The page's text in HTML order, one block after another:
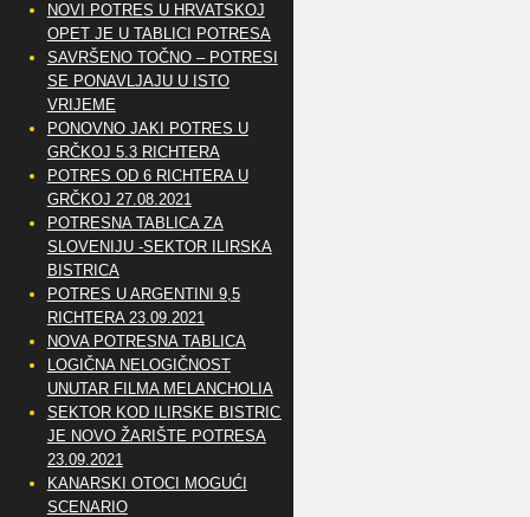
NOVI POTRES U HRVATSKOJ
OPET JE U TABLICI POTRESA
SAVRŠENO TOČNO – POTRESI
SE PONAVLJAJU U ISTO
VRIJEME
PONOVNO JAKI POTRES U
GRČKOJ 5.3 RICHTERA
POTRES OD 6 RICHTERA U
GRČKOJ 27.08.2021
POTRESNA TABLICA ZA
SLOVENIJU -SEKTOR ILIRSKA
BISTRICA
POTRES U ARGENTINI 9,5
RICHTERA 23.09.2021
NOVA POTRESNA TABLICA
LOGIČNA NELOGIČNOST
UNUTAR FILMA MELANCHOLIA
SEKTOR KOD ILIRSKE BISTRICE
JE NOVO ŽARIŠTE POTRESA
23.09.2021
KANARSKI OTOCI MOGUĆI
SCENARIO